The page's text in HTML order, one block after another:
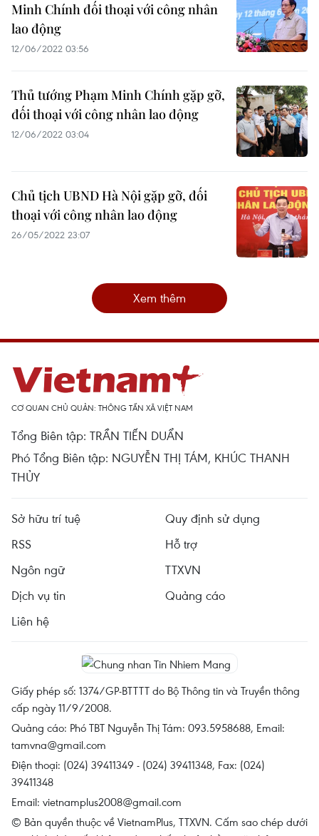
Minh Chính đối thoại với công nhân
lao động
12/06/2022 03:56
Thủ tướng Phạm Minh Chính gặp gỡ,
đối thoại với công nhân lao động
12/06/2022 03:04
Chủ tịch UBND Hà Nội gặp gỡ, đối
thoại với công nhân lao động
26/05/2022 23:07
Xem thêm
CƠ QUAN CHỦ QUẢN: THÔNG TẤN XÃ VIỆT NAM
Tổng Biên tập: TRẦN TIẾN DUẨN
Phó Tổng Biên tập: NGUYỄN THỊ TÁM, KHÚC THANH
THỦY
Sở hữu trí tuệ
Quy định sử dụng
RSS
Hỗ trợ
Ngôn ngữ
TTXVN
Dịch vụ tin
Quảng cáo
Liên hệ
Giấy phép số: 1374/GP-BTTTT do Bộ Thông tin và Truyền thông
cấp ngày 11/9/2008.
Quảng cáo: Phó TBT Nguyễn Thị Tám: 093.5958688, Email:
tamvna@gmail.com
Điện thoại: (024) 39411349 - (024) 39411348, Fax: (024)
39411348
Email: vietnamplus2008@gmail.com
© Bản quyền thuộc về VietnamPlus, TTXVN. Cấm sao chép dưới